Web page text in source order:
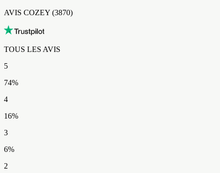
AVIS COZEY​​​​‌ ‍ ​‍​‍‌‍ ‌ ​‍‌‍‍‌‌‍‌ ‌‍‍‌‌‍ ‍​‍​‍​ ‍‍​‍​‍‌ ​ ‌‍​‌‌‍ ‍‌‍‍‌‌ ‌​‌ ‍‌​‍ ‍‌‍‍‌‌‍ ​‍​‍​‍ ​​‍​‍‌‍‍​‌ ​‍‌‍‌‌‌‍‌‍​‍​‍​ ‍‍​‍​‍‌‍‍​‌ ‌​‌ ‌​‌ ​​‌ ​ ​ ‍‍​‍ ​‍ ‌‍ ​‌‍ ‌‍​ ‌‍​‌‌‍ ​‌‍‍​‌‍ ‌ ​ ‌ ‌​​ ‍‍​ ​ ​ ​​​ ​​​ ​​​‍ ‌ ​ ‌ ‌​‌ ‌‌‌‍‌​‌‍‍‌‌‍ ​‍ ‌‍‍‌‌‍ ‍‌ ‌​‌‍‌‌‌‍ ‍‌ ‌​​‍ ‌‍‌‌‌‍‌​‌‍‍‌‌ ‌​​‍ ‌‍ ‌‌‍ ‌‍‌​‌‍‌‌​ ‌‌ ​​‌ ​‍‌‍‌‌‌ ​ ‌‍‌‌‌‍ ‍‌ ‌​‌‍​‌‌ ‌​‌‍‍‌‌‍ ‌‍ ‍​ ‍ ‌‍‍‌‌‍‌​​ ‌‌‍‌‌‌‍​‍​ ‌​​ ​ ‌‍​‌​ ‌‍‌‍​‌​ ​‍​‍ ‌​ ​‍​ ‍‌​ ‌‌​ ​ ​‍ ‌​ ‌​‌‍​ ​ ​‍‌‍‌​​‍ ‌​ ‍‌​ ‍‌​ ​​​ ‌‌​‍ ‌​ ‌​​ ‌‌‌‍‌​‌‍‌‍‌‍‌‍​ ‌‍​ ‌​​ ​‌​ ‌‌​ ‌‌​ ​ ​ ​‍​ ‍ ‌ ‌​‌ ‍‌‌ ​​‌‍‌‌​ ‌‌ ​​‌‍‌​‌ ​​​ ‍ ‌ ​​‌‍​‌‌ ‌​‌‍‍​​ ‌‌ ‌‍‌‍​‌‌‍ ​‌ ‌‌‌‍‌‌‌​​‌‌‍‌​‌‍‌​‌‍‌‌‌‍‌​‌‌​ ‌‍‌‌‌‍​ ‌ ‌​‌‍‍‌‌‍ ‌‍ ‍‌ ​ ​‍‌‌​ ‌‌‌​​‍‌‌ ‌‍‍ ‌‍‌‌‌ ‍‌​‍‌‌​ ​ ‌​‌​​‍‌‌​ ​ ‌​‌​​‍‌‌​ ​‍​ ​‍‌‍‌‌‌‍​‍‌‍‌‌‌‍‌‍‌‍‌‌​ ‌ ‌‍‌‌​ ​​​ ​‍‌‍​‌​ ‍‌​ ‌​​‍‌‌​ ​‍​ ​‍​‍‌‌​ ‌‌‌​‌​​‍ ‍‌ ​‍‌‍‌‌‌ ‌‍‌‍‍‌‌‍‌‌‌ ‌ ‌‌​ ‌ ‌‌‌‍ ‌‌‍ ‌‌‍​‌‌ ​‍‌ ‍‌‌‌‌​‌‍‌‌‌‍ ‌‌ ​​‌‍ ​‌‍​‌‌ ‌​‌‍‌‌​‍ ‍‌ ​ ‌ ‌‌‌‍ ‌‌‍ ‌‌‍​‌‌ ​‍‌ ‍‌‌​‌​‌‍​‌‌ ‌​‌‍​‌​‍ ‍‌ ‌​‌‍ ‌ ‌​‌‍​‌‌‍ ​‌‌​‍‌‍​‌‌ ‌​‌‍‍‌‌‍ ‍‌‍‌ ‌‌‌​‌‍‌‌‌ ‍​‌ ‌​​ ‌‍​‍‌‍​‌‌ ​ ‌‍‌‌‌‌‌‌‌ ​‍‌‍ ​​ ‌‌‍‍​‌ ‌​‌ ‌​‌ ​​‌ ​ ​‍‌‌​ ​ ‌​​‌​‍‌‌​ ​‍‌​‌‍​‍‌‌​ ​‍‌​‌‍‌‍ ​‌‍ ‌‍​ ‌‍​‌‌‍ ​‌‍‍​‌‍ ‌ ​ ‌ ‌​​‍‌‌​ ​ ‌​​‌​ ​ ​ ​​​ ​​​ ​​​‍‌‌​ ​‍‌​‌‍‌ ​ ‌ ‌​‌ ‌‌‌‍‌​‌‍‍‌‌‍ ​‍‌‍‌‍‍‌‌‍‌​​ ‌‌‍‌‌‌‍​‍​ ‌​​ ​ ‌‍​‌​ ‌‍‌‍​‌​ ​‍​‍ ‌​ ​‍​ ‍‌​ ‌‌​ ​ ​‍ ‌​ ‌​‌‍​ ​ ​‍‌‍‌​​‍ ‌​ ‍‌​ ‍‌​ ​​​ ‌‌​‍ ‌​ ‌​​ ‌‌‌‍‌​‌‍‌‍‌‍‌‍​ ‌‍​ ‌​​ ​‌​ ‌‌​ ‌‌​ ​ ​ ​‍​‍‌‍‌ ‌​‌ ‍‌‌ ​​‌‍‌‌​ ‌‌ ​​‌‍‌​‌ ​​​‍‌‍‌ ​​‌‍​‌‌ ‌​‌‍‍​​ ‌‌ ‌‍‌‍​‌‌‍ ​‌ ‌‌‌‍‌‌‌​​‌‌‍‌​‌‍‌​‌‍‌‌‌‍‌​‌‌​ ‌‍‌‌‌‍​ ‌ ‌​‌‍‍‌‌‍ ‌‍ ‍‌ ​ ​‍‌‌​ ‌‌‌​​‍‌‌ ‌‍‍ ‌‍‌‌‌ ‍‌​‍‌‌​ ​ ‌​‌​​‍‌‌​ ​ ‌​‌​​‍‌‌​ ​‍​ ​‍‌‍‌‌‌‍​‍‌‍‌‌‌‍‌‍‌‍‌‌​ ‌ ‌‍‌‌​ ​​​ ​‍‌‍​‌​ ‍‌​ ‌​​‍‌‌​ ​‍​ ​‍​‍‌‌​ ‌‌‌​‌​​‍ ‍‌ ​‍‌‍‌‌‌ ‌‍‌‍‍‌‌‍‌‌‌ ‌ ‌‌​ ‌ ‌‌‌‍ ‌‌‍ ‌‌‍​‌‌ ​‍‌ ‍‌‌‌‌​‌‍‌‌‌‍ ‌‌ ​​‌‍ ​‌‍​‌‌ ‌​‌‍‌‌​‍ ‍‌ ​ ‌ ‌‌‌‍ ‌‌‍ ‌‌‍​‌‌ ​‍‌ ‍‌‌​‌​‌‍​‌‌ ‌​‌‍​‌​‍ ‍‌ ‌​‌‍ ‌ ‌​‌‍​‌‌‍ ​‌‌​‍‌‍​‌‌ ‌​‌‍‍‌‌‍ ‍‌‍‌ ‌‌‌​‌‍‌‌‌ ‍​‌ ‌​​‍‌‍‌ ​​‌‍‌‌‌ ​‍‌ ​ ‌ ​​‌‍‌‌‌‍​ ‌ ‌​‌‍‍‌‌ ‌‍‌‍‌‌​ ‌‌ ​​‌ ‌‌‌‍​‍‌‍ ​‌‍‍‌‌ ​ ‌‍‍​‌‍‌‌‌‍‌​​‍​‍‌ ‌ (3870)
TOUS LES AVIS​​​​‌ ‍ ​‍​‍‌‍ ‌ ​‍‌‍‍‌‌‍‌ ‌‍‍‌‌‍ ‍​‍​‍​ ‍‍​‍​‍‌ ​ ‌‍​‌‌‍ ‍‌‍‍‌‌ ‌​‌ ‍‌​‍ ‍‌‍‍‌‌‍ ​‍​‍​‍ ​​‍​‍‌‍‍​‌ ​‍‌‍‌‌‌‍‌‍​‍​‍​ ‍‍​‍​‍‌‍‍​‌ ‌​‌ ‌​‌ ​​‌ ​ ​ ‍‍​‍ ​‍ ‌‍ ​‌‍ ‌‍​ ‌‍​‌‌‍ ​‌‍‍​‌‍ ‌ ​ ‌ ‌​​ ‍‍​ ​ ​ ​​​ ​​​ ​​​‍ ‌ ​ ‌ ‌​‌ ‌‌‌‍‌​‌‍‍‌‌‍ ​‍ ‌‍‍‌‌‍ ‍‌ ‌​‌‍‌‌‌‍ ‍‌ ‌​​‍ ‌‍‌‌‌‍‌​‌‍‍‌‌ ‌​​‍ ‌‍ ‌‌‍ ‌‍‌​‌‍‌‌​ ‌‌ ​​‌ ​‍‌‍‌‌‌ ​ ‌‍‌‌‌‍ ‍‌ ‌​‌‍​‌‌ ‌​‌‍‍‌‌‍ ‌‍ ‍​ ‍ ‌‍‍‌‌‍‌​​ ‌‌‍‌‌‌‍​‍​ ‌​​ ​ ‌‍​‌​ ‌‍‌‍​‌​ ​‍​‍ ‌​ ​‍​ ‍‌​ ‌‌​ ​ ​‍ ‌​ ‌​‌‍​ ​ ​‍‌‍‌​​‍ ‌​ ‍‌​ ‍‌​ ​​​ ‌‌​‍ ‌​ ‌​​ ‌‌‌‍‌​‌‍‌‍‌‍‌‍​ ‌‍​ ‌​​ ​‌​ ‌‌​ ‌‌​ ​ ​ ​‍​ ‍ ‌ ‌​‌ ‍‌‌ ​​‌‍‌‌​ ‌‌ ​​‌‍‌​‌ ​​​ ‍ ‌ ​​‌‍​‌‌ ‌​‌‍‍​​ ‌‌ ‌‍‌‍​‌‌‍ ​‌ ‌‌‌‍‌‌‌​​‌‌‍‌​‌‍‌​‌‍‌‌‌‍‌​‌‌​ ‌‍‌‌‌‍​ ‌ ‌​‌‍‍‌‌‍ ‌‍ ‍‌ ​ ​‍‌‌​ ‌‌‌​​‍‌‌ ‌‍‍ ‌‍‌‌‌ ‍‌​‍‌‌​ ​ ‌​‌​​‍‌‌​ ​ ‌​‌​​‍‌‌​ ​‍​ ​‍‌‍‌‌‌‍​‍‌‍‌‌‌‍‌‍‌‍‌‌​ ‌ ‌‍‌‌​ ​​​ ​‍‌‍​‌​ ‍‌​ ‌​​‍‌‌​ ​‍​ ​‍​‍‌‌​ ‌‌‌​‌​​‍ ‍‌ ​‍‌‍‌‌‌ ‌‍‌‍‍‌‌‍‌‌‌ ‌ ‌‌​ ‌ ‌‌‌‍ ‌‌‍ ‌‌‍​‌‌ ​‍‌ ‍‌‌‌‌​‌‍‌‌‌‍ ‌‌ ​​‌‍ ​‌‍​‌‌ ‌​‌‍‌‌​‍ ‍‌‍​‍‌ ​‍‌‍‌‌‌‍​‌‌‍‍ ‌‍‌​‌‍ ‌ ‌ ‌‍ ‍‌​‌​‌‍​‌‌ ‌​‌‍​‌​‍ ‍‌ ‌​‌‍‍‌‌ ‌​‌‍ ​‌‍‌‌​ ‌‍​‍‌‍​‌‌ ​ ‌‍‌‌‌‌‌‌‌ ​‍‌‍ ​​ ‌‌‍‍​‌ ‌​‌ ‌​‌ ​​‌ ​ ​‍‌‌​ ​ ‌​​‌​‍‌‌​ ​‍‌​‌‍​‍‌‌​ ​‍‌​‌‍‌‍ ​‌‍ ‌‍​ ‌‍​‌‌‍ ​‌‍‍​‌‍ ‌ ​ ‌ ‌​​‍‌‌​ ​ ‌​​‌​ ​ ​ ​​​ ​​​ ​​​‍‌‌​ ​‍‌​‌‍‌ ​ ‌ ‌​‌ ‌‌‌‍‌​‌‍‍‌‌‍ ​‍‌‍‌‍‍‌‌‍‌​​ ‌‌‍‌‌‌‍​‍​ ‌​​ ​ ‌‍​‌​ ‌‍‌‍​‌​ ​‍​‍ ‌​ ​‍​ ‍‌​ ‌‌​ ​ ​‍ ‌​ ‌​‌‍​ ​ ​‍‌‍‌​​‍ ‌​ ‍‌​ ‍‌​ ​​​ ‌‌​‍ ‌​ ‌​​ ‌‌‌‍‌​‌‍‌‍‌‍‌‍​ ‌‍​ ‌​​ ​‌​ ‌‌​ ‌‌​ ​ ​ ​‍​‍‌‍‌ ‌​‌ ‍‌‌ ​​‌‍‌‌​ ‌‌ ​​‌‍‌​‌ ​​​‍‌‍‌ ​​‌‍​‌‌ ‌​‌‍‍​​ ‌‌ ‌‍‌‍​‌‌‍ ​‌ ‌‌‌‍‌‌‌​​‌‌‍‌​‌‍‌​‌‍‌‌‌‍‌​‌‌​ ‌‍‌‌‌‍​ ‌ ‌​‌‍‍‌‌‍ ‌‍ ‍‌ ​ ​‍‌‌​ ‌‌‌​​‍‌‌ ‌‍‍ ‌‍‌‌‌ ‍‌​‍‌‌​ ​ ‌​‌​​‍‌‌​ ​ ‌​‌​​‍‌‌​ ​‍​ ​‍‌‍‌‌‌‍​‍‌‍‌‌‌‍‌‍‌‍‌‌​ ‌ ‌‍‌‌​ ​​​ ​‍‌‍​‌​ ‍‌​ ‌​​‍‌‌​ ​‍​ ​‍​‍‌‌​ ‌‌‌​‌​​‍ ‍‌ ​‍‌‍‌‌‌ ‌‍‌‍‍‌‌‍‌‌‌ ‌ ‌‌​ ‌ ‌‌‌‍ ‌‌‍ ‌‌‍​‌‌ ​‍‌ ‍‌‌‌‌​‌‍‌‌‌‍ ‌‌ ​​‌‍ ​‌‍​‌‌ ‌​‌‍‌‌​‍ ‍‌‍​‍‌ ​‍‌‍‌‌‌‍​‌‌‍‍ ‌‍‌​‌‍ ‌ ‌ ‌‍ ‍‌​‌​‌‍​‌‌ ‌​‌‍​‌​‍ ‍‌ ‌​‌‍‍‌‌ ‌​‌‍ ​‌‍‌‌​‍‌‍‌ ​​‌‍‌‌‌ ​‍‌ ​ ‌ ​​‌‍‌‌‌‍​ ‌ ‌​‌‍‍‌‌ ‌‍‌‍‌‌​ ‌‌ ​​‌ ‌‌‌‍​‍‌‍ ​‌‍‍‌‌ ​ ‌‍‍​‌‍‌‌‌‍‌​​‍​‍‌ ‌
5
74%
4
16%
3
6%
2